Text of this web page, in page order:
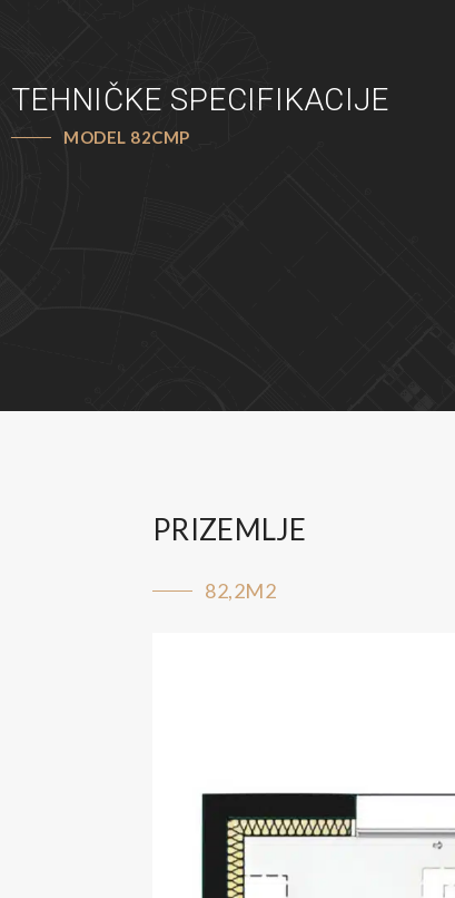
TEHNIČKE SPECIFIKACIJE
MODEL 82CMP
PRIZEMLJE
82,2M2